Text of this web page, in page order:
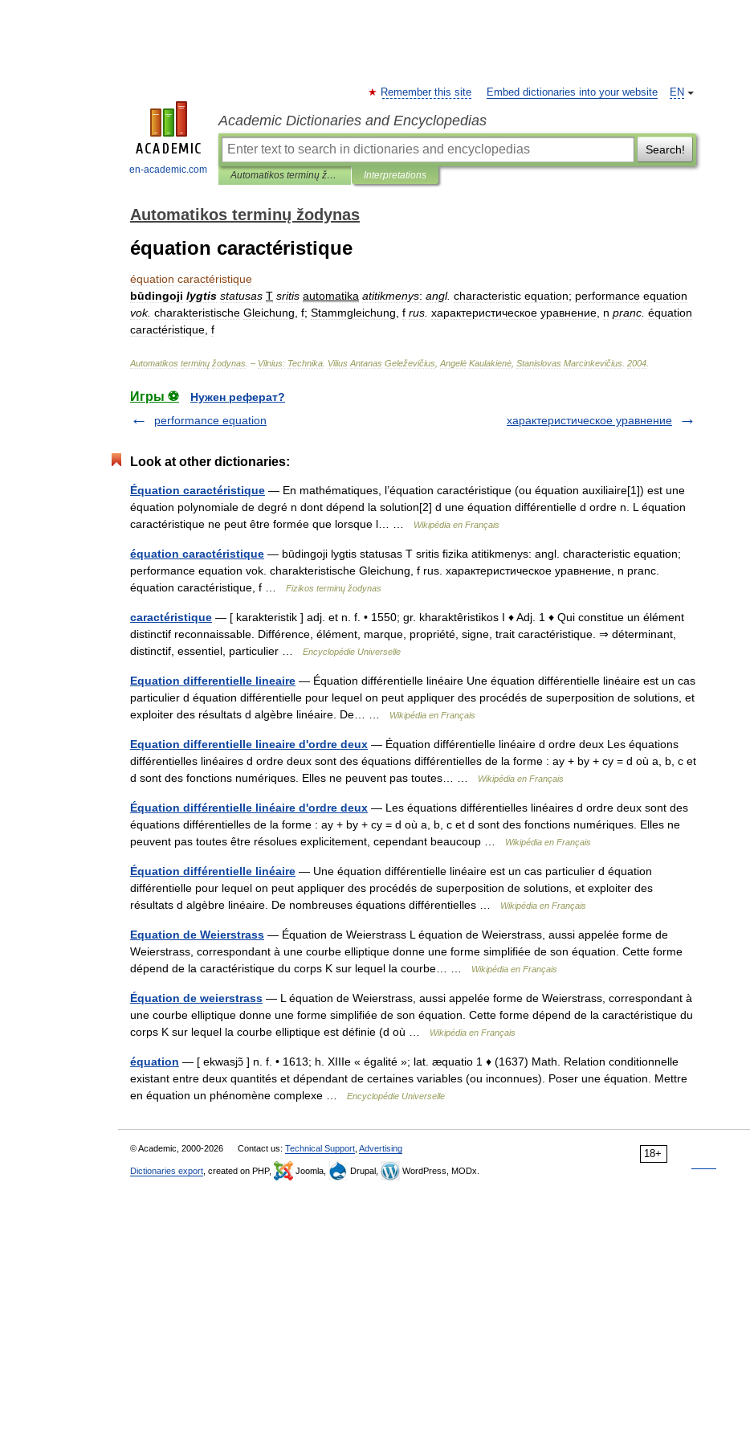
en-academic.com
EN
Remember this site Embed dictionaries into your website
Academic Dictionaries and Encyclopedias
Search!
Automatikos terminų žodynas Interpretations
Automatikos terminų žodynas
équation caractéristique
équation caractéristique
būdingoji lygtis statusas T sritis automatika atitikmenys: angl. characteristic equation; performance equation
vok. charakteristische Gleichung f; Stammgleichung f rus характеристическое уравнение n pranc équation
caractéristique f
Automatikos terminų žodynas . – Vilnius: Technika Vilius Antanas Geleževičius Angelė Kaulakienė Stanislovas Marcinkevičius 2004
Игры ⚽
Нужен реферат?
performance equation
характеристическое уравнение
Look at other dictionaries:
Équation caractéristique — En mathématiques, l’équation caractéristique (ou équation auxiliaire[1]) est une
équation polynomiale de degré n dont dépend la solution[2] d une équation différentielle d ordre n. L équation
caractéristique ne peut être formée que lorsque l… …
Wikipédia en Français
équation caractéristique — būdingoji lygtis statusas T sritis fizika atitikmenys: angl. characteristic equation;
performance equation vok. charakteristische Gleichung, f rus. характеристическое уравнение, n pranc.
équation caractéristique, f …
Fizikos terminų žodynas
caractéristique — [ karakteristik ] adj. et n. f. • 1550; gr. kharaktêristikos I ♦ Adj. 1 ♦ Qui constitue un élément
distinctif reconnaissable. Différence, élément, marque, propriété, signe, trait caractéristique. ⇒ déterminant,
distinctif, essentiel, particulier …
Encyclopédie Universelle
Equation differentielle lineaire — Équation différentielle linéaire Une équation différentielle linéaire est un cas
particulier d équation différentielle pour lequel on peut appliquer des procédés de superposition de solutions, et
exploiter des résultats d algèbre linéaire. De… …
Wikipédia en Français
Equation differentielle lineaire d'ordre deux — Équation différentielle linéaire d ordre deux Les équations
différentielles linéaires d ordre deux sont des équations différentielles de la forme : ay + by + cy = d où a, b, c et
d sont des fonctions numériques. Elles ne peuvent pas toutes… …
Wikipédia en Français
Équation différentielle linéaire d'ordre deux — Les équations différentielles linéaires d ordre deux sont des
équations différentielles de la forme : ay + by + cy = d où a, b, c et d sont des fonctions numériques. Elles ne
peuvent pas toutes être résolues explicitement, cependant beaucoup …
Wikipédia en Français
Équation différentielle linéaire — Une équation différentielle linéaire est un cas particulier d équation
différentielle pour lequel on peut appliquer des procédés de superposition de solutions, et exploiter des
résultats d algèbre linéaire. De nombreuses équations différentielles …
Wikipédia en Français
Equation de Weierstrass — Équation de Weierstrass L équation de Weierstrass, aussi appelée forme de
Weierstrass, correspondant à une courbe elliptique donne une forme simplifiée de son équation. Cette forme
dépend de la caractéristique du corps K sur lequel la courbe… …
Wikipédia en Français
Équation de weierstrass — L équation de Weierstrass, aussi appelée forme de Weierstrass, correspondant à
une courbe elliptique donne une forme simplifiée de son équation. Cette forme dépend de la caractéristique du
corps K sur lequel la courbe elliptique est définie (d où …
Wikipédia en Français
équation — [ ekwasjɔ̃ ] n. f. • 1613; h. XIIIe « égalité »; lat. æquatio 1 ♦ (1637) Math. Relation conditionnelle
existant entre deux quantités et dépendant de certaines variables (ou inconnues). Poser une équation. Mettre
en équation un phénomène complexe …
Encyclopédie Universelle
18+
© Academic, 2000-2026 Contact us: Technical Support Advertising
Dictionaries export , created on PHP, Joomla, Drupal, WordPress, MODx.